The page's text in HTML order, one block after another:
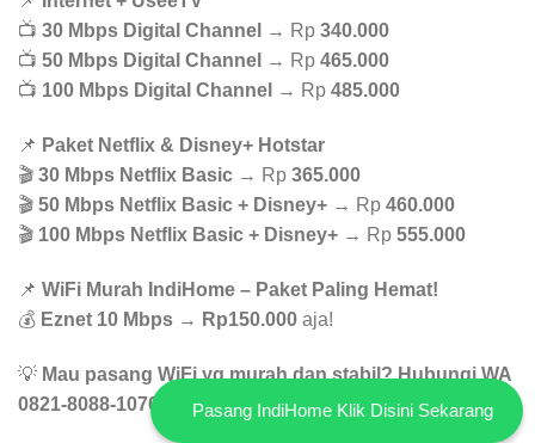
📺 30 Mbps Digital Channel → Rp 340.000
📺 50 Mbps Digital Channel → Rp 465.000
📺 100 Mbps Digital Channel → Rp 485.000
📌 Paket Netflix & Disney+ Hotstar
🎬 30 Mbps Netflix Basic → Rp 365.000
🎬 50 Mbps Netflix Basic + Disney+ → Rp 460.000
🎬 100 Mbps Netflix Basic + Disney+ → Rp 555.000
📌 WiFi Murah IndiHome – Paket Paling Hemat!
💰 Eznet 10 Mbps → Rp150.000 aja!
💡 Mau pasang WiFi yg murah dan stabil? Hubungi WA
0821-8088-1070 buat konsultasi GRATIS!
Pasang IndiHome Klik Disini Sekarang